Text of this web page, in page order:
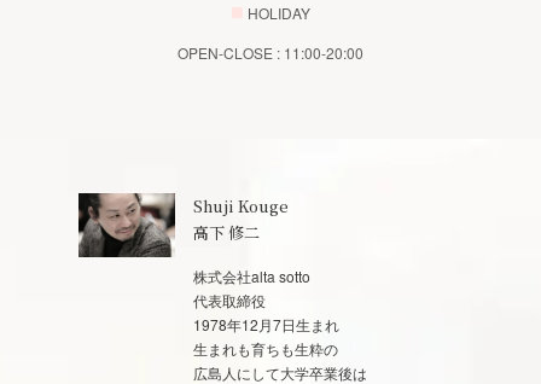
HOLIDAY
OPEN-CLOSE : 11:00-20:00
Shuji Kouge
高下 修二
株式会社alta sotto
代表取締役
1978年12月7日生まれ
生まれも育ちも生粋の
広島人にして大学卒業後は